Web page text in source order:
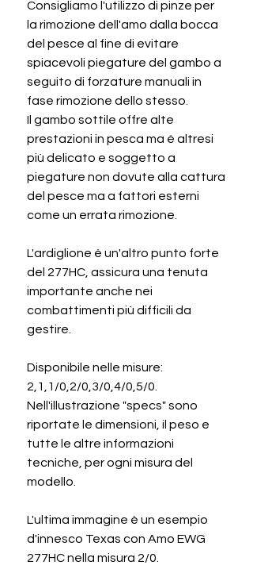
Consigliamo l'utilizzo di pinze per
la rimozione dell'amo dalla bocca
del pesce al fine di evitare
spiacevoli piegature del gambo a
seguito di forzature manuali in
fase rimozione dello stesso.
Il gambo sottile offre alte
prestazioni in pesca ma é altresi
più delicato e soggetto a
piegature non dovute alla cattura
del pesce ma a fattori esterni
come un errata rimozione.
L'ardiglione é un'altro punto forte
del 277HC, assicura una tenuta
importante anche nei
combattimenti più difficili da
gestire.
Disponibile nelle misure:
2,1,1/0,2/0,3/0,4/0,5/0.
Nell'illustrazione "specs" sono
riportate le dimensioni, il peso e
tutte le altre informazioni
tecniche, per ogni misura del
modello.
L'ultima immagine è un esempio
d'innesco Texas con Amo EWG
277HC nella misura 2/0.